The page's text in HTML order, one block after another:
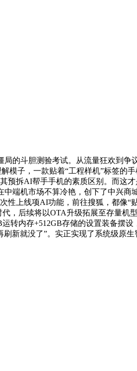
局的斗胆测验考试。从流量狂欢到争
模子，一款贴着“工程样机”标签的
预拆AI帮手手机的素质区别。而这
端机市场不算冷艳，创下了中兴商
性上线项AI功能，前往搜狐，都像“
，后续将以OTA升级拓展至存量机
转内存+512GB存储的设置装备摆设
新就没了”。实正实现了系统级原